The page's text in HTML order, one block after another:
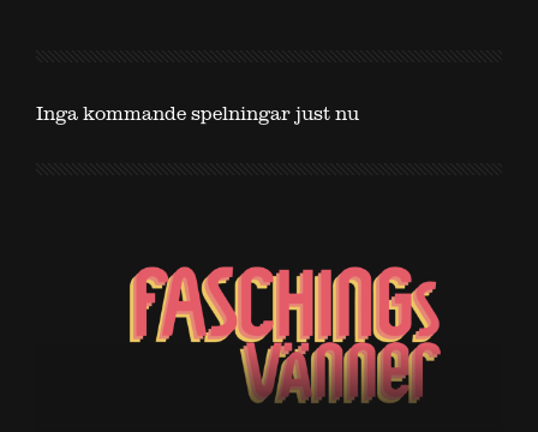
Inga kommande spelningar just nu